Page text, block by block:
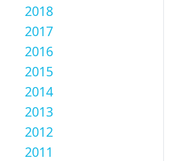
2018
2017
2016
2015
2014
2013
2012
2011